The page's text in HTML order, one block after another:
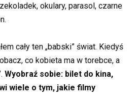
okulary, parasol, czarne
cały ten „babski” świat. Kiedyś
co kobieta ma w torebce, a
Wyobraź sobie: bilet do kina,
wiele o tym, jakie filmy